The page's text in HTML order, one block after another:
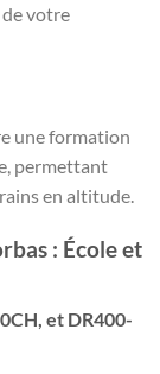
votre
une formation
permettant
en altitude.
: École et
et DR400-